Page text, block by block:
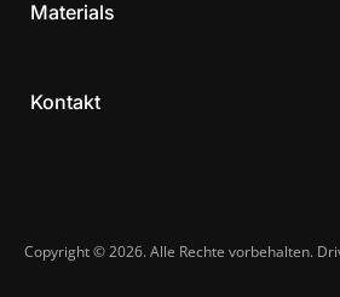
Materials
Kontakt
Copyright © 2026. Alle Rechte vorbehalten.